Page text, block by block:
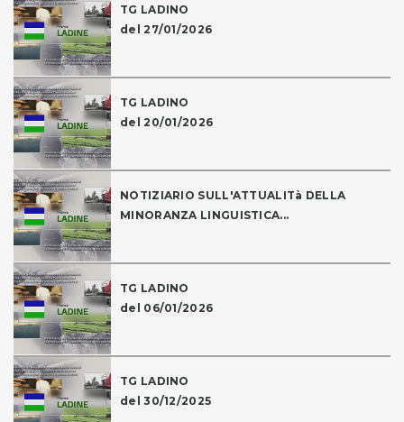
TG LADINO
del 27/01/2026
TG LADINO
del 20/01/2026
NOTIZIARIO SULL'ATTUALITà DELLA
MINORANZA LINGUISTICA...
TG LADINO
del 06/01/2026
TG LADINO
del 30/12/2025